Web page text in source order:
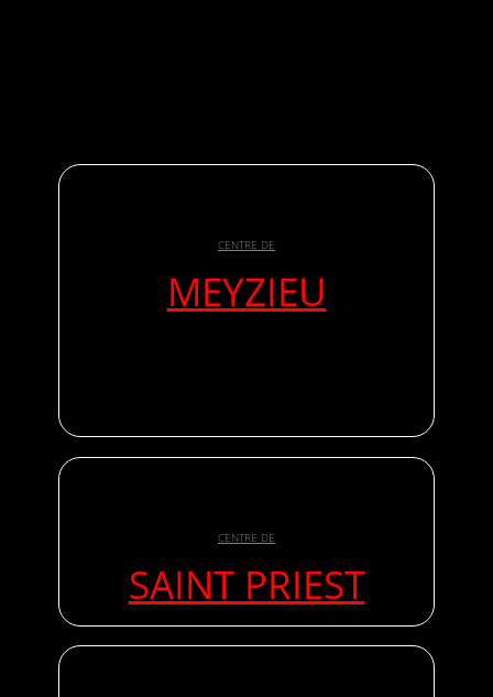
CENTRE DE
MEYZIEU
CENTRE DE
SAINT PRIEST